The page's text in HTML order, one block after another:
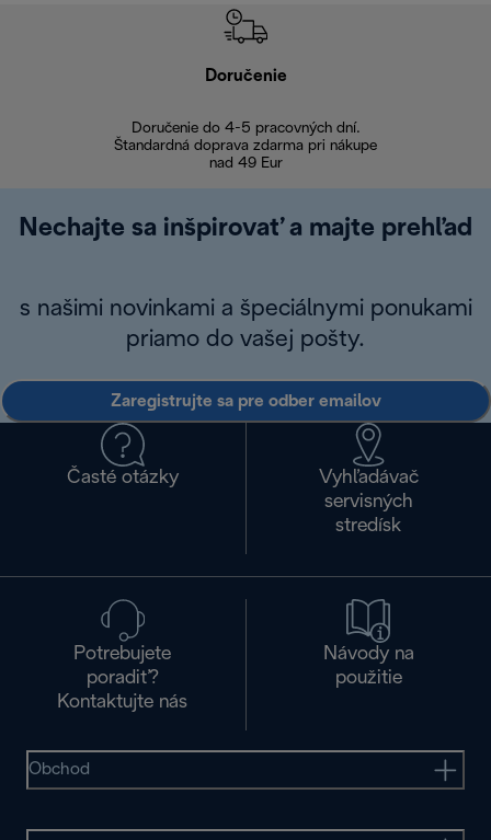
Doručenie
Doručenie do 4-5 pracovných dní.
Štandardná doprava zdarma pri nákupe
nad 49 Eur
Nechajte sa inšpirovať a majte prehľad
s našimi novinkami a špeciálnymi ponukami
priamo do vašej pošty.
Zaregistrujte sa pre odber emailov
Časté otázky
Vyhľadávač
servisných
stredísk
Potrebujete
poradiť?
Kontaktujte nás
Návody na
použitie
Obchod